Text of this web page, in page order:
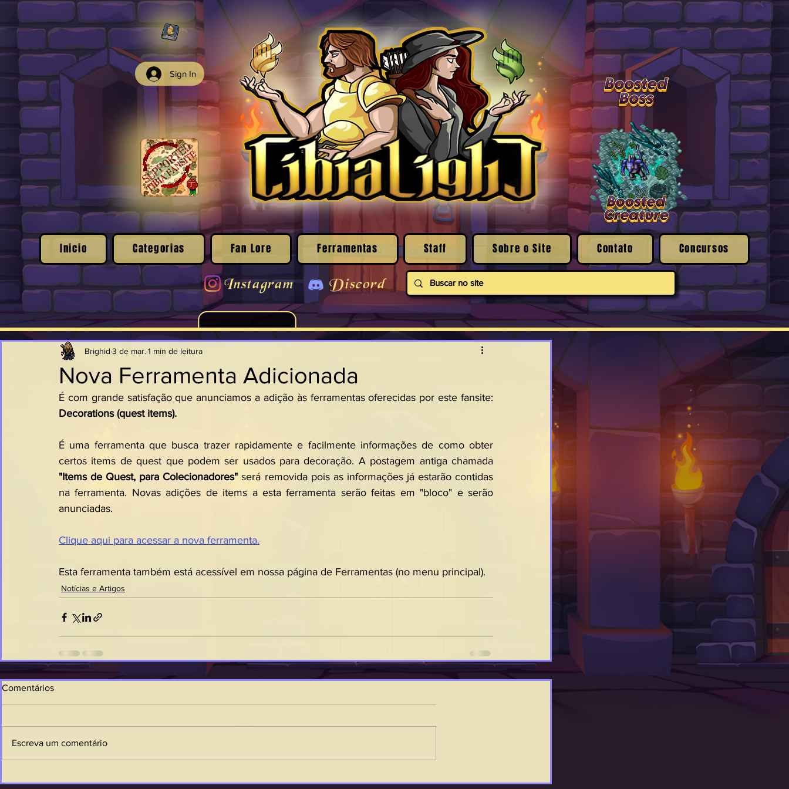
Sign In
Inicio Categorias Fan Lore Ferramentas Staff Sobre o Site Contato Concursos
Instagram Discord
Nova Ferramenta Adicionada
Brighid 3 de mar. 1 min de leitura
Decorations (quest items).
É uma ferramenta que busca trazer rapidamente e facilmente informações de como obter
"Items de Quest, para Colecionadores" será removida pois as informações já estarão contidas
na ferramenta. Novas adições de items a esta ferramenta serão feitas em "bloco" e serão
anunciadas.
Clique aqui para acessar a nova ferramenta.
Esta ferramenta também está acessível em nossa página de Ferramentas (no menu principal).
Notícias e Artigos
Comentários
Escreva um comentário